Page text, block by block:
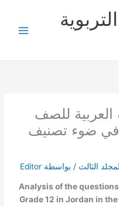
العربية للصف
في ضوء تصنيف
الثالث / بواسطة Editor
Analysis of the
Grade 12 in Jordan in